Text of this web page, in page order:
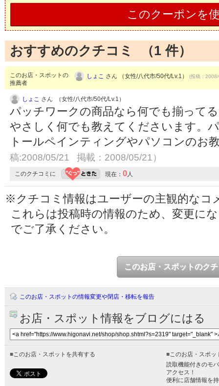
このクーポンを
おすすめのクチコミ （1 件）
このお店・スポットの
推薦者
しょこ さん （女性/八代市/50代/Lv.1） (投稿：
しょこ さん （女性/八代市/50代/Lv.1）
パッチワークの商品なら何でも揃って
やさしく何でも教えてくださいます。
トールペインティングやパソコンのお
稿:2008/05/21 掲載：2008/05/21）
このクチコミに 現在： 0人
※クチコミ情報はユーザーの主観的なコ
これらは投稿時の情報のため、変更に
でご了承ください。
このお店・スポットのク
このお店・スポットの情報変更や閉店・移転を報告
お店・スポット情報をブログにはる
■このお店・スポットを共有する ■このお店・スポッ
読取機能付きのモ
アクセス！
便利に店舗情報を